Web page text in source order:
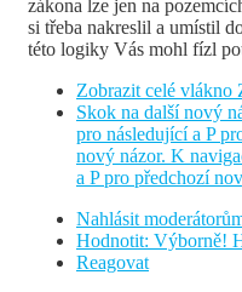
zákona lze jen na
si třeba nakreslil a umístil
této logiky Vás mohl fízl
Zobrazit celé vlákno
Skok na další nový
pro následující a P
nový názor. K
a P pro předchozí
Nahlásit
Hodnotit: Výborně!
Reagovat